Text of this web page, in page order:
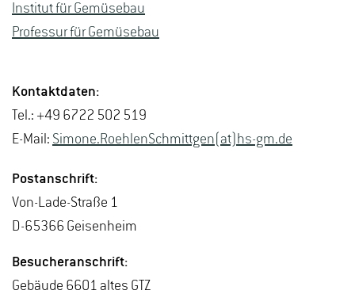
In­sti­tut für Ge­mü­se­bau
Pro­fes­sur für Ge­mü­se­bau
Kon­takt­da­ten:
Tel.: +49 6722 502 519
E-Mail: Si­mo­ne.Ro­eh­len­Sch­mitt­gen(at)hs-​gm.​de
Post­an­schrift:
Von-La­de-Stra­ße 1
D-65366 Gei­sen­heim
Be­su­cher­an­schrift:
Ge­bäu­de 6601 altes GTZ